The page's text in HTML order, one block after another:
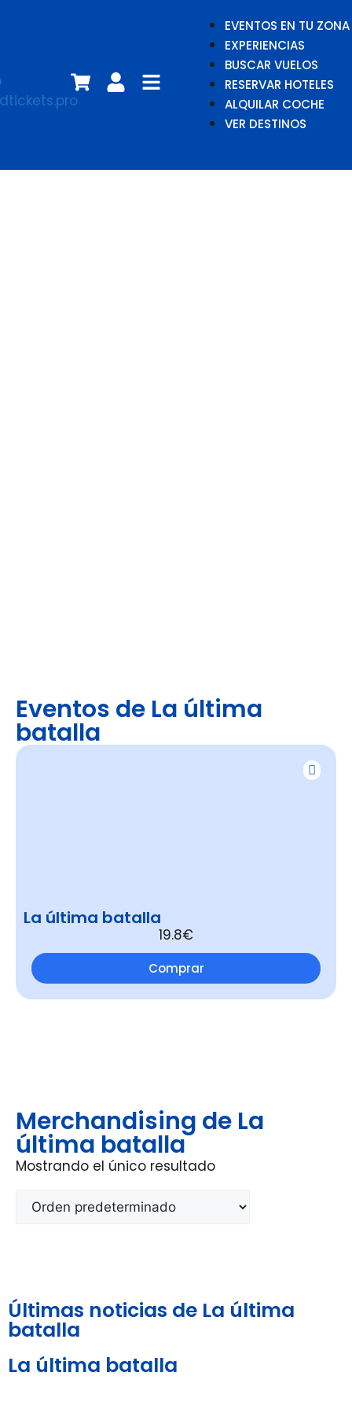
EVENTOS EN TU ZONA
EXPERIENCIAS
BUSCAR VUELOS
RESERVAR HOTELES
ALQUILAR COCHE
VER DESTINOS
Eventos de La última
batalla
La última batalla
19.8€
Comprar
Merchandising de La
última batalla
Mostrando el único resultado
Últimas noticias de La última
batalla
La última batalla